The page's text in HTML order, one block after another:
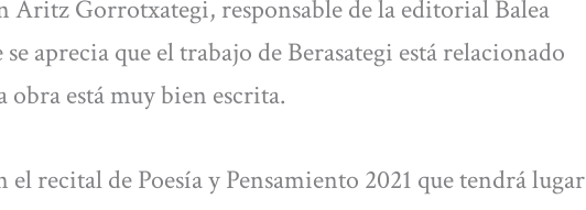
Aritz Gorrotxategi, responsable de la editorial Balea
aprecia que el trabajo de Berasategi está relacionado
obra está muy bien escrita.
recital de Poesía y Pensamiento 2021 que tendrá lugar